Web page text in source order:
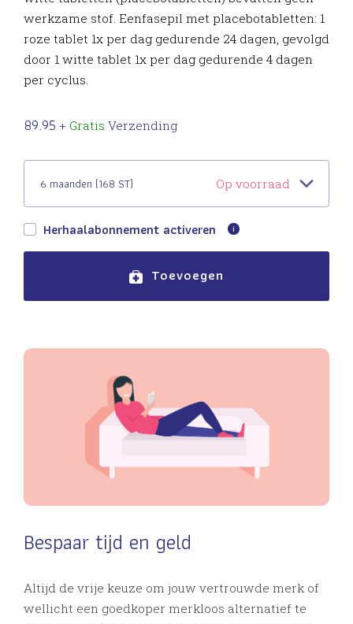
werkzame stof. Eenfasepil met placebotabletten: 1
roze tablet 1x per dag gedurende 24 dagen, gevolgd
door 1 witte tablet 1x per dag gedurende 4 dagen
per cyclus.
89.95 + Gratis Verzending
Op voorraad
6 maanden (168 ST)
Herhaalabonnement activeren
Toevoegen
Bespaar tijd en geld
Altijd de vrije keuze om jouw vertrouwde merk of
wellicht een goedkoper merkloos alternatief te